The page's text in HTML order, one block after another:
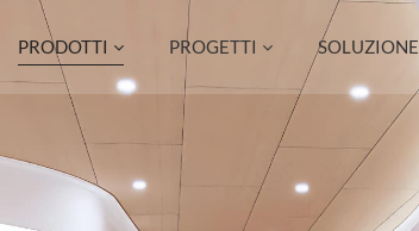
PRODOTTI PROGETTI SOLUZIONE